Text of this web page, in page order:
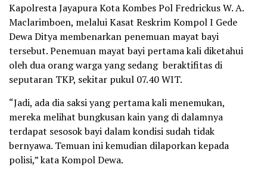
Kapolresta Jayapura Kota Kombes Pol Fredrickus W. A.
Maclarimboen, melalui Kasat Reskrim Kompol I Gede
Dewa Ditya membenarkan penemuan mayat bayi
tersebut. Penemuan mayat bayi pertama kali diketahui
oleh dua orang warga yang sedang beraktifitas di
seputaran TKP, sekitar pukul 07.40 WIT.
“Jadi, ada dia saksi yang pertama kali menemukan,
mereka melihat bungkusan kain yang di dalamnya
terdapat sesosok bayi dalam kondisi sudah tidak
bernyawa. Temuan ini kemudian dilaporkan kepada
polisi,” kata Kompol Dewa.